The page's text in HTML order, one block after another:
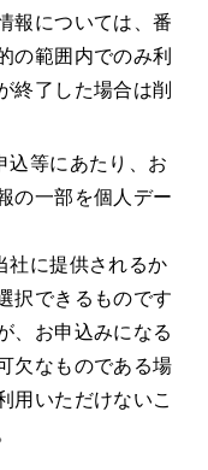
報については、番
の範囲内でのみ利
終了した場合は削
込等にあたり、お
の一部を個人デー
社に提供されるか
択できるものです
、お申込みになる
欠なものである場
用いただけないこ